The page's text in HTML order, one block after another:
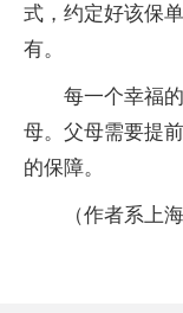
式，约定好该保
有。
每一个幸福
母。父母需要提
的保障。
（作者系上